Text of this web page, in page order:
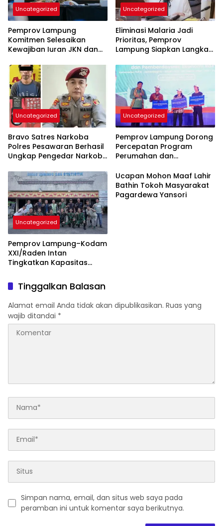
Uncategorized
Pemprov Lampung
Komitmen Selesaikan
Kewajiban Iuran JKN dan
Kepesertaan BPJS
Kesehatan
Uncategorized
Eliminasi Malaria Jadi
Prioritas, Pemprov
Lampung Siapkan Langkah
Uncategorized
Bravo Satres Narkoba
Polres Pesawaran Berhasil
Ungkap Pengedar Narkoba
Uncategorized
Pemprov Lampung Dorong
Percepatan Program
Perumahan dan
Rakyat
Uncategorized
Pemprov Lampung–Kodam
XXI/Raden Intan
Tingkatkan Kapasitas
Komunikasi Publik
Ucapan Mohon Maaf Lahir
Bathin Tokoh Masyarakat
Pagardewa Yansori
Tinggalkan Balasan
Alamat email Anda tidak akan dipublikasikan. Ruas yang
wajib ditandai *
Simpan nama, email, dan situs web saya pada
peramban ini untuk komentar saya berikutnya.